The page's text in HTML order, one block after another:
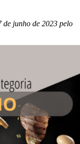
de junho de 2023 pelo